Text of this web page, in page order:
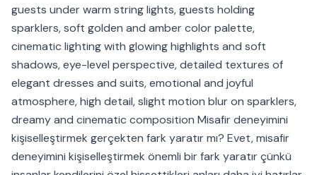
guests under warm string lights, guests holding
sparklers, soft golden and amber color palette,
cinematic lighting with glowing highlights and soft
shadows, eye-level perspective, detailed textures of
elegant dresses and suits, emotional and joyful
atmosphere, high detail, slight motion blur on sparklers,
dreamy and cinematic composition Misafir deneyimini
kişiselleştirmek gerçekten fark yaratır mı? Evet, misafir
deneyimini kişiselleştirmek önemli bir fark yaratır çünkü